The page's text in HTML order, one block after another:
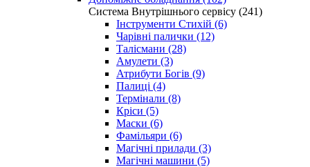
Система Внутрішнього сервісу (241)
Інструменти Стихій (6)
Чарівні палички (12)
Талісмани (28)
Амулети (3)
Атрибути Богів (9)
Палиці (4)
Термінали (8)
Кріси (5)
Маски (6)
Фамільяри (6)
Магічні прилади (3)
Магічні машини (5)